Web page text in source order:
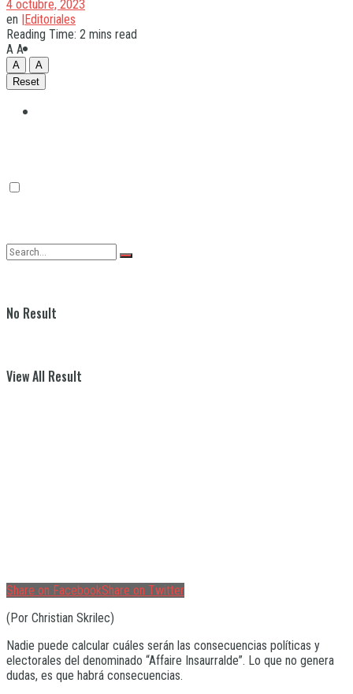
No Result
View All Result
4 octubre, 2023
en |Editoriales
Reading Time: 2 mins read
A A
A
A
Reset
Share on FacebookShare on Twitter
(Por Christian Skrilec)
Nadie puede calcular cuáles serán las consecuencias políticas y
electorales del denominado “Affaire Insaurralde”. Lo que no genera
dudas, es que habrá consecuencias.